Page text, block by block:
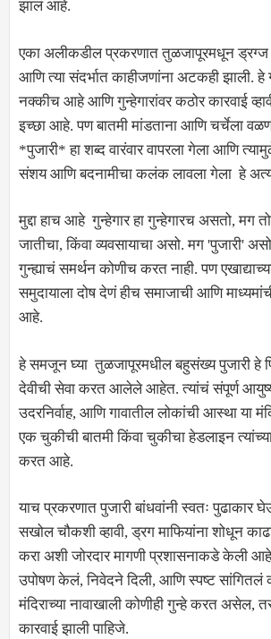
झालं आहे.
एका अलीकडील प्रकरणात तुळजापूरमधून
आणि त्या संदर्भात काहीजणांना अटकही झाली.
नक्कीच आहे आणि गुन्हेगारांवर कठोर कारवाई
इच्छा आहे. पण बातमी मांडताना आणि चर्चेला
*पुजारी* हा शब्द वारंवार वापरला गेला आणि
संशय आणि बदनामीचा कलंक लावला गेला हे
मुद्दा हाच आहे गुन्हेगार हा गुन्हेगारच असतो, मग तो
जातीचा, किंवा व्यवसायाचा असो. मग 'पुजारी'
गुन्ह्याचं समर्थन कोणीच करत नाही. पण
समुदायाला दोष देणं हीच समाजाची आणि
आहे.
हे समजून घ्या तुळजापूरमधील बहुसंख्य पुजारी हे
देवीची सेवा करत आलेले आहेत. त्यांचं संपूर्ण
उदरनिर्वाह, आणि गावातील लोकांची आस्था या
एक चुकीची बातमी किंवा चुकीचा हेडलाइन
करत आहे.
याच प्रकरणात पुजारी बांधवांनी स्वतः पुढाकार
सखोल चौकशी व्हावी, ड्रग माफियांना शोधून
करा अशी जोरदार मागणी प्रशासनाकडे केली आहे.
उपोषण केलं, निवेदने दिली, आणि स्पष्ट सांगितलं
मंदिराच्या नावाखाली कोणीही गुन्हे करत असेल,
कारवाई झाली पाहिजे.